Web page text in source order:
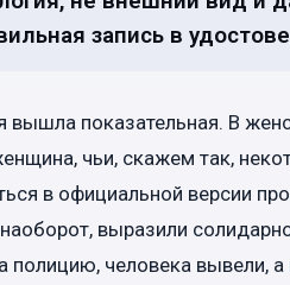
запись в
вышла показательная. В
чьи, скажем так,
в официальной версии
наоборот, выразили
полицию, человека вывели,